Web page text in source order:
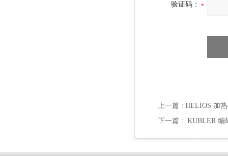
验证码：
上一篇 : HELIOS 加
下一篇 : KUBLER 编